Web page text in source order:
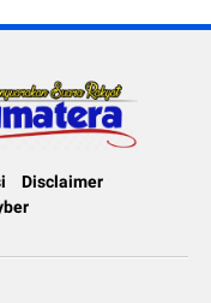
Disclaimer